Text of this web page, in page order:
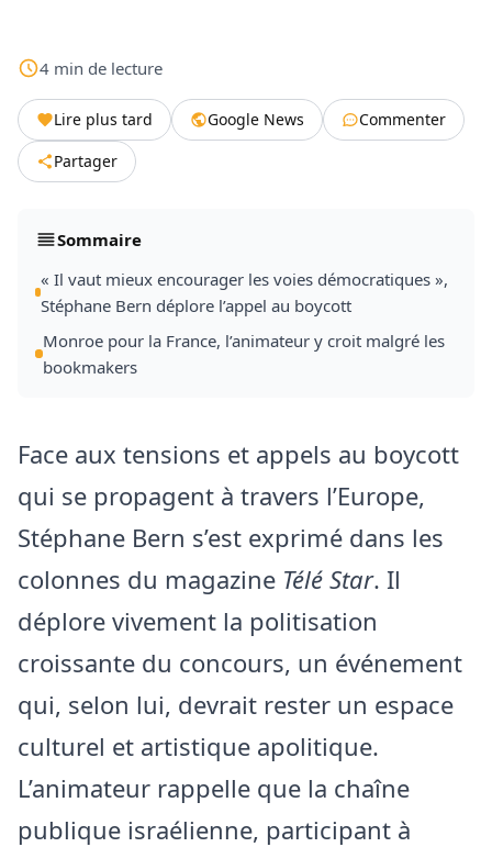
4 min de lecture
Lire plus tard Google News
Commenter
Partager
Sommaire
« Il vaut mieux encourager les voies démocratiques »,
Stéphane Bern déplore l’appel au boycott
Monroe pour la France, l’animateur y croit malgré les
bookmakers
Face aux tensions et appels au boycott
qui se propagent à travers l’Europe,
Stéphane Bern s’est exprimé dans les
colonnes du magazine Télé Star. Il
déplore vivement la politisation
croissante du concours, un événement
qui, selon lui, devrait rester un espace
culturel et artistique apolitique.
L’animateur rappelle que la chaîne
publique israélienne, participant à